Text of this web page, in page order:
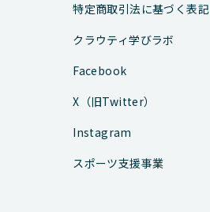
特定商取引法に基づく表記
クラウティ学びラボ
Facebook
X（旧Twitter）
Instagram
スポーツ支援事業